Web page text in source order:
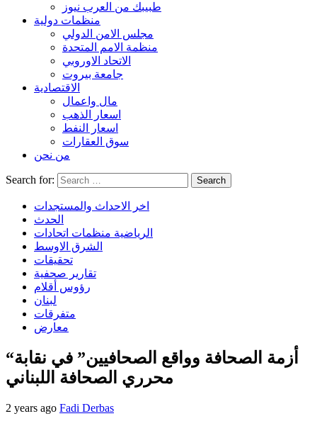
طبيبك من العرب نيوز
منظمات دولية
مجلس الامن الدولي
منظمة الامم المتحدة
الاتحاد الاوروبي
جامعة بيروت
الاقتصادية
مال واعمال
اسعار الذهب
اسعار النفط
سوق العقارات
من نحن
Search for:
اخر الاحداث والمستجدات
الحدث
الرياضية منظمات اتحادات
الشرق الاوسط
تحقيقات
تقارير صحفية
رؤوس أقلام
لبنان
متفرقات
معارض
“أزمة الصحافة وواقع الصحافيين” في نقابة
محرري الصحافة اللبناني
2 years ago Fadi Derbas